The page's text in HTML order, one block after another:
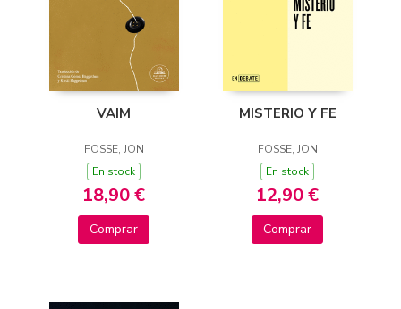
VAIM
FOSSE, JON
En stock
18,90 €
Comprar
MISTERIO Y FE
FOSSE, JON
En stock
12,90 €
Comprar